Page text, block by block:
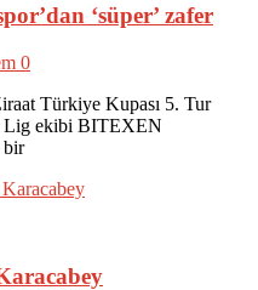
‘süper’ zafer
0
Türkiye Kupası 5. Tur
Lig ekibi BITEXEN
bir